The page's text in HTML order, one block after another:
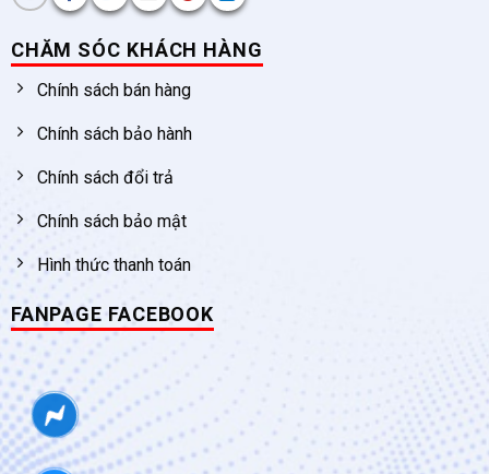
CHĂM SÓC KHÁCH HÀNG
Chính sách bán hàng
Chính sách bảo hành
Chính sách đổi trả
Chính sách bảo mật
Hình thức thanh toán
FANPAGE FACEBOOK